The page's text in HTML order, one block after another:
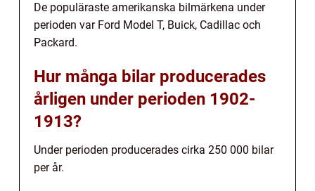
De populäraste amerikanska bilmärkena under
perioden var Ford Model T, Buick, Cadillac och
Packard.
Hur många bilar producerades
årligen under perioden 1902-
1913?
Under perioden producerades cirka 250 000 bilar
per år.